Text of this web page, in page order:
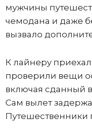
мужчины
чемодана и даже
вызвало
К лайнеру
проверили вещи
включая сданный
Сам вылет
Путешественники